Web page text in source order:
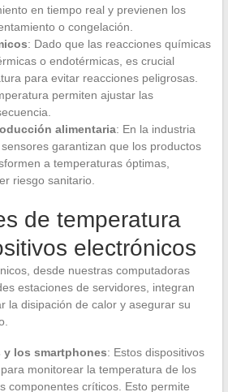
en tiempo real y previenen los
o congelación.
: Dado que las reacciones químicas
o endotérmicas, es crucial
para evitar reacciones peligrosas.
permiten ajustar las
alimentaria: En la industria
garantizan que los productos
a temperaturas óptimas,
riesgo sanitario.
de temperatura
electrónicos
desde nuestras computadoras
estaciones de servidores, integran
la disipación de calor y asegurar su
y los smartphones: Estos dispositivos
monitorear la temperatura de los
componentes críticos. Esto permite